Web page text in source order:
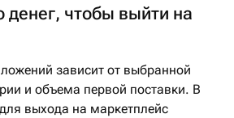
денег, чтобы выйти на
зависит от выбранной
и объема первой поставки. В
выхода на маркетплейс